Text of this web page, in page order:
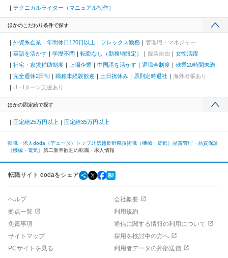
テクニカルライター（マニュアル制作）
ほかのこだわり条件で探す
外資系企業 年間休日120日以上 フレックス勤務
管理職・マネジャー
英語を活かす
学歴不問 転勤なし（勤務地限定） 服装自由
女性活躍
社宅・家賃補助制度
上場企業 中国語を活かす 退職金制度
残業20時間未満
完全週休2日制
職種未経験歓迎 土日祝休み 原則定時退社
海外出張あり
U・Iターン支援あり
ほかの固定給で探す
固定給25万円以上 固定給35万円以上
転職・求人doda（デューダ）トップ北信越長野県技術職（機械・電気） 品質管理・品質保証
（機械・電気） 第二新卒歓迎の転職・求人情報
転職サイト dodaをシェア
ヘルプ
会社概要
拠点一覧
利用規約
免責事項
通信に関する情報の利用について
サイトマップ
採用を検討中の方へ
PCサイトを見る
利用者データの外部送信